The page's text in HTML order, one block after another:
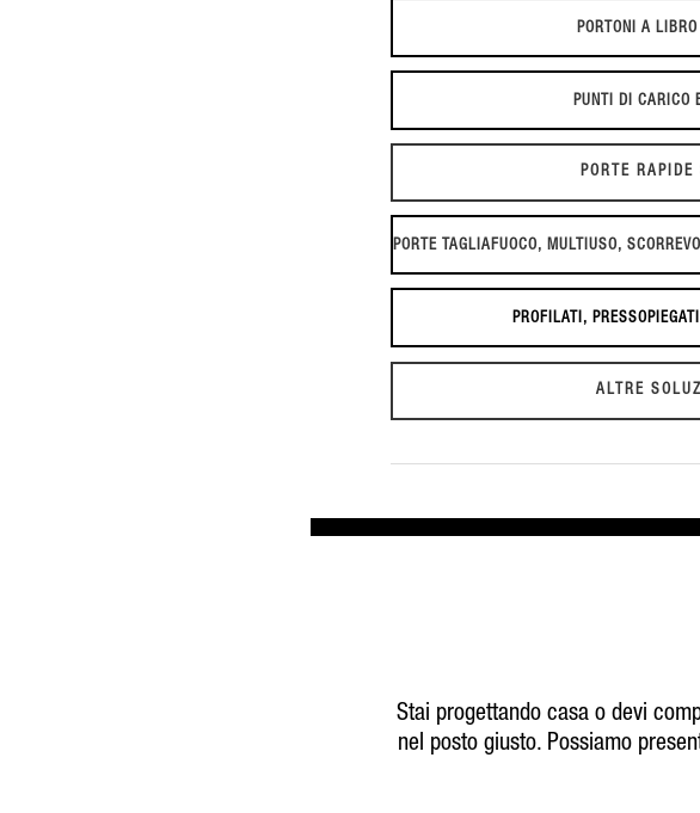
PORTONI A LIBRO
PUNTI DI CARICO
PORTE RAPIDE
PORTE TAGLIAFUOCO, MULTIUSO,
PROFILATI,
ALTRE
Stai progettando casa o devi
nel posto giusto. Possiamo